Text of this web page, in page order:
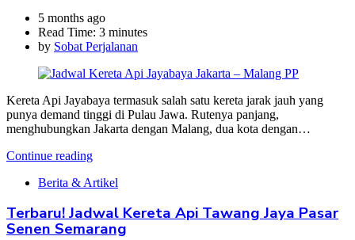
5 months ago
Read Time: 3 minutes
by Sobat Perjalanan
Kereta Api Jayabaya termasuk salah satu kereta jarak jauh yang
punya demand tinggi di Pulau Jawa. Rutenya panjang,
menghubungkan Jakarta dengan Malang, dua kota dengan…
Continue reading
Berita & Artikel
Terbaru! Jadwal Kereta Api Tawang Jaya Pasar
Senen Semarang